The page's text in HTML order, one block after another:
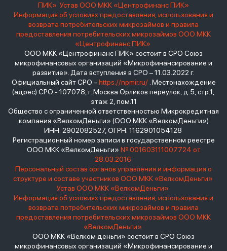
ПИК» Устав ООО МКК «Центрофинанс ПИК»
Информация об условиях предоставления, использования и
возврата потребительских микрозаймов и правила
предоставления потребительских микрозаймов ООО МКК
«Центрофинанс ПИК»
ООО МКК «Центрофинанс ПИК» состоит в СРО Союз
микрофинансовых организаций «Микрофинансирование и
развитие». Дата вступления в СРО – 11.03.2022 г.
Официальный сайт СРО –https://npmir.ru/. Местонахождение
(адрес) СРО - 107078, г. Москва Орликов переулок, д.5, стр.1,
этаж 2, пом.11
Общество с ограниченной ответственностью Микрокредитная
компания «ВелкомДеньги» (ООО МКК «ВелкомДеньги»)
ИНН: 2902082527, ОГРН: 1162901054128
Регистрационный номер записи в государственном реестре
ООО МКК «ВелкомДеньги» № 001603111007724 от
28.03.2016
Персональный состав органов управления и информация о
структуре и составе участников ООО МКК «ВелкомДеньги»
Устав ООО МКК «ВелкомДеньги»
Информация об условиях предоставления, использования и
возврата потребительских микрозаймов и правила
предоставления потребительских микрозаймов ООО МКК
«ВелкомДеньги»
ООО МКК «Велком деньги» состоит в СРО Союз
микрофинансовых организаций «Микрофинансирование и